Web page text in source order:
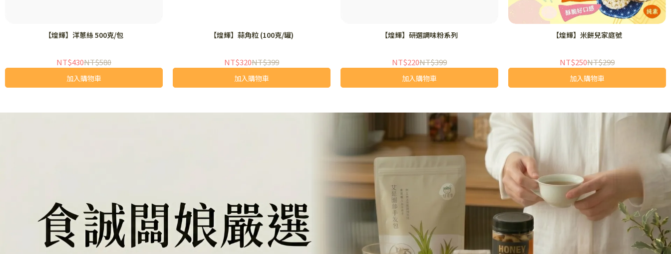
【煌輝】洋蔥絲 500克/包
NT$430NT$580
加入購物車
【煌輝】蒜角粒 (100克/罐)
NT$320NT$399
加入購物車
【煌輝】研選調味粉系列
NT$220NT$399
加入購物車
【煌輝】米餅兒家庭號
NT$250NT$299
加入購物車